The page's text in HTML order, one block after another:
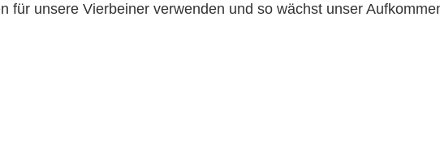
für unsere Vierbeiner verwenden und so wächst unser